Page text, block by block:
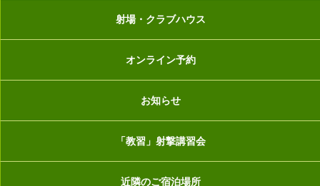
射場・クラブハウス
オンライン予約
お知らせ
「教習」射撃講習会
近隣のご宿泊場所